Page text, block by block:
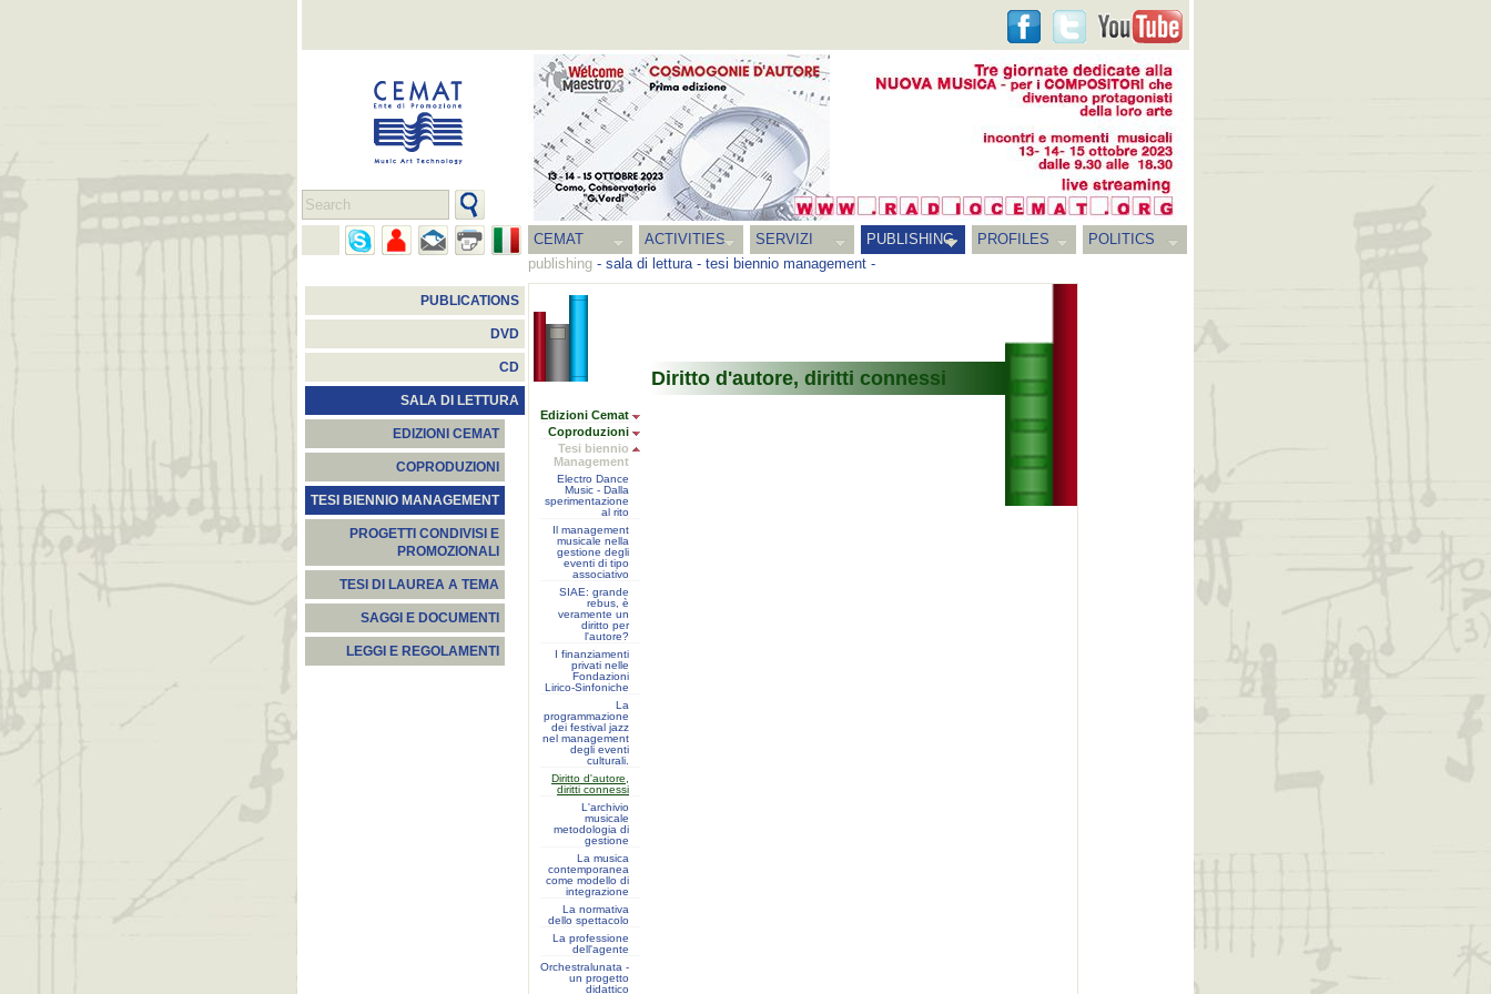
CEMAT ACTIVITIES SERVIZI PUBLISHING PROFILES
POLITICS
publishing - sala di lettura- tesi biennio management -
PUBLICATIONS
DVD
CD
SALA DI LETTURA
EDIZIONI CEMAT
COPRODUZIONI
TESI BIENNIO MANAGEMENT
PROGETTI CONDIVISI E
PROMOZIONALI
TESI DI LAUREA A TEMA
SAGGI E DOCUMENTI
LEGGI E REGOLAMENTI
Edizioni Cemat
Coproduzioni
Tesi biennio
Management
Electro Dance
Music - Dalla
sperimentazione
al rito
Il management
musicale nella
gestione degli
eventi di tipo
associativo
SIAE: grande
rebus, è
veramente un
diritto per
l'autore?
I finanziamenti
privati nelle
Fondazioni
Lirico-Sinfoniche
La
programmazione
dei festival jazz
nel management
degli eventi
culturali.
Diritto d'autore,
diritti connessi
L'archivio
musicale
metodologia di
gestione
La musica
contemporanea
come modello di
integrazione
La normativa
dello spettacolo
La professione
dell'agente
Orchestralunata -
un progetto
didattico
Diritto d'autore, diritti connessi